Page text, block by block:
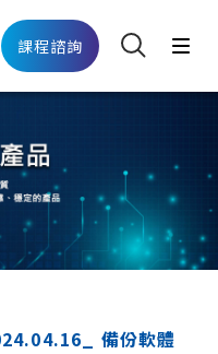
課程諮詢
備份軟體